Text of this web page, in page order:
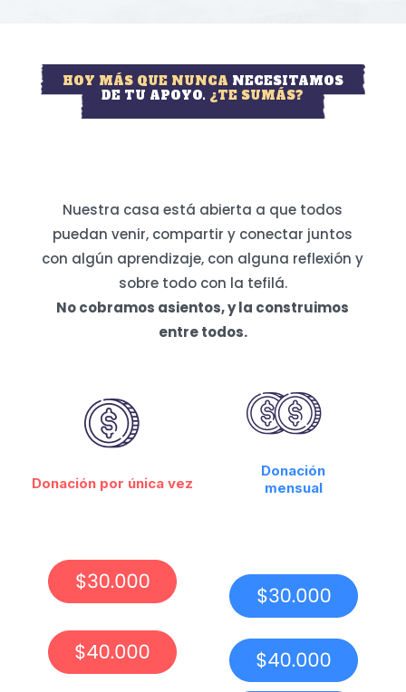
HOY MÁS QUE NUNCA NECESITAMOS
DE TU APOYO. ¿TE SUMÁS?
Nuestra casa está abierta a que todos
puedan venir, compartir y conectar juntos
con algún aprendizaje, con alguna reflexión y
sobre todo con la tefilá.
No cobramos asientos, y la construimos
entre todos.
Donación por única vez
Donación
mensual